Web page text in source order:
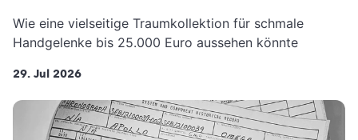
Wie eine vielseitige Traumkollektion für schmale
Handgelenke bis 25.000 Euro aussehen könnte
29. Jul 2026